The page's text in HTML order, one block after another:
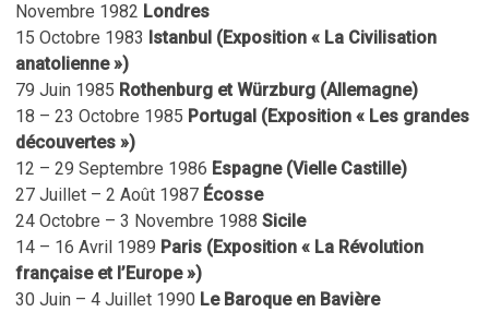
Novembre 1982 Londres
15 Octobre 1983 Istanbul (Exposition « La Civilisation
anatolienne »)
79 Juin 1985 Rothenburg et Würzburg (Allemagne)
18 – 23 Octobre 1985 Portugal (Exposition « Les grandes
découvertes »)
12 – 29 Septembre 1986 Espagne (Vielle Castille)
27 Juillet – 2 Août 1987 Écosse
24 Octobre – 3 Novembre 1988 Sicile
14 – 16 Avril 1989 Paris (Exposition « La Révolution
française et l’Europe »)
30 Juin – 4 Juillet 1990 Le Baroque en Bavière